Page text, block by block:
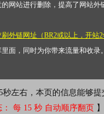
网站进行删除，提高了网站外
刷外链网址（BR2或以上，开站
面，同时为你带来流量和收录
秒左右，本页的信息能够提
： 每 15 秒 自动顺序翻页 】